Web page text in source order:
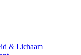
& Lichaam